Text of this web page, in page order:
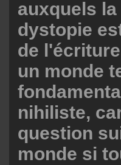
auxquels
dystopie
de
un monde
nihiliste,
question
monde si